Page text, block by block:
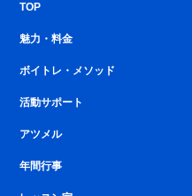
TOP
魅力・料金
ボイトレ・メソッド
活動サポート
アツメル
年間行事